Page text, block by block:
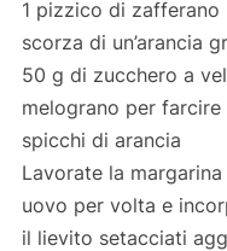
1 pizzico di zafferano
scorza di un’arancia
50 g di zucchero a
melograno per farcire
spicchi di arancia
Lavorate la
uovo per volta e
il lievito setacciati